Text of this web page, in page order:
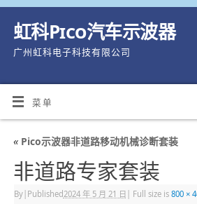
虹科Pico汽车示波器
广州虹科电子科技有限公司
菜单
«Pico示波器非道路移动机械诊断套装
非道路专家套装
By| Published 2024 年 5 月 21 日 Full size is 800 ×